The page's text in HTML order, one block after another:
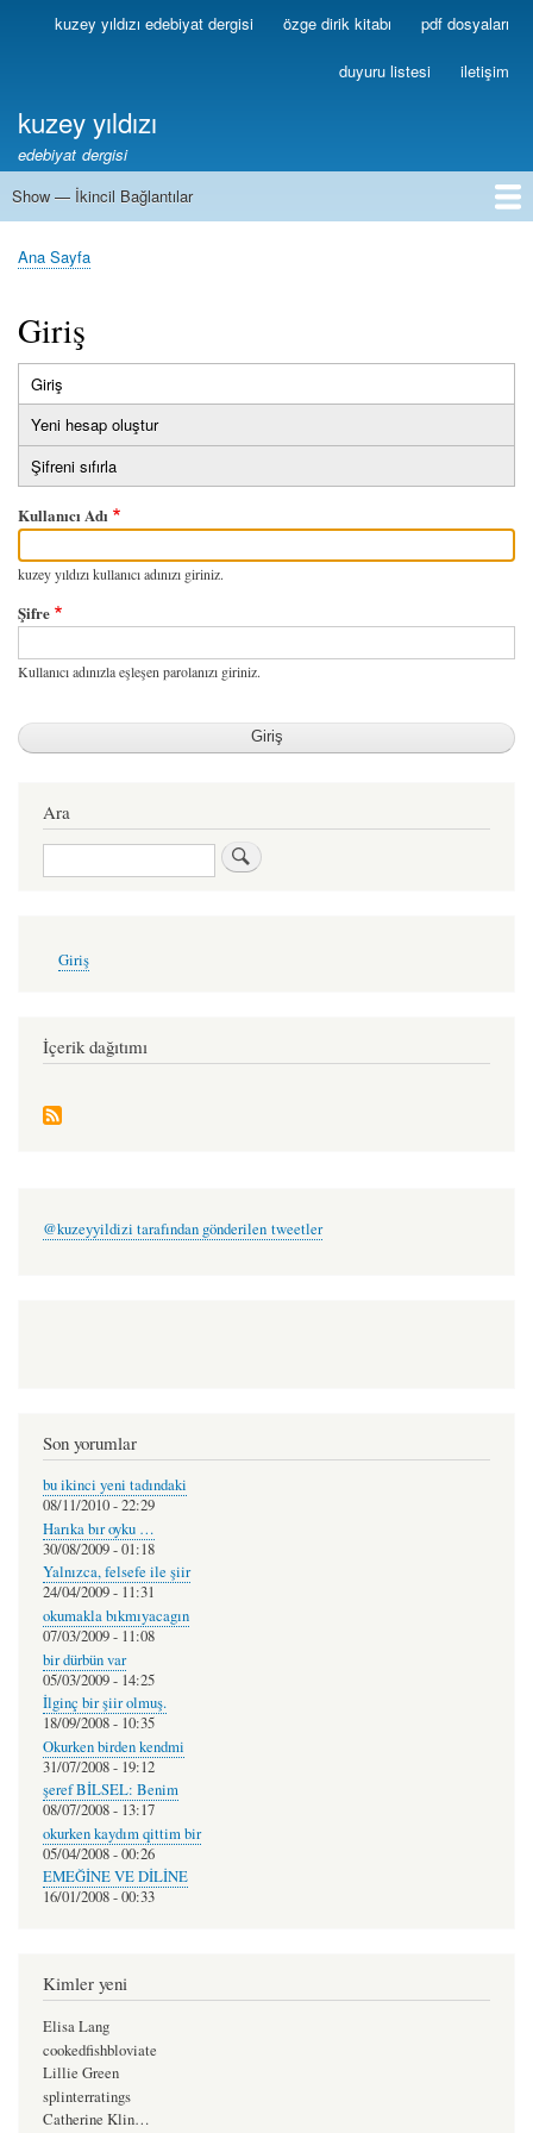
Ana
içeriğe
Birincilkuzey yıldızı edebiyat dergisi özge dirik kitabı pdf dosyaları
duyuru listesi iletişim
kuzey yıldızı
edebiyat dergisi
İkincil
Show — İkincil Bağlantılar
1
2
3
4
5
6
7
8
9
10
11
12
13
Sayfa
Ana Sayfa
Giriş
Birincil
sekmeler
Giriş
sekme)
Yeni hesap oluştur
Şifreni sıfırla
Kullanıcı Adı
kuzey yıldızı kullanıcı adınızı giriniz.
Şifre
Kullanıcı adınızla eşleşen parolanızı giriniz.
Ara
Ara
account
Giriş
İçerik dağıtımı
@kuzeyyildizi tarafından gönderilen tweetler
Son yorumlar
bu ikinci yeni tadındaki
08/11/2010 - 22:29
Harıka bır oyku …
30/08/2009 - 01:18
Yalnızca, felsefe ile şiir
24/04/2009 - 11:31
okumakla bıkmıyacagın
07/03/2009 - 11:08
bir dürbün var
05/03/2009 - 14:25
İlginç bir şiir olmuş.
18/09/2008 - 10:35
Okurken birden kendmi
31/07/2008 - 19:12
şeref BİLSEL: Benim
08/07/2008 - 13:17
okurken kaydım qittim bir
05/04/2008 - 00:26
EMEĞİNE VE DİLİNE
16/01/2008 - 00:33
Kimler yeni
Elisa Lang
cookedfishbloviate
Lillie Green
splinterratings
Catherine Klin…